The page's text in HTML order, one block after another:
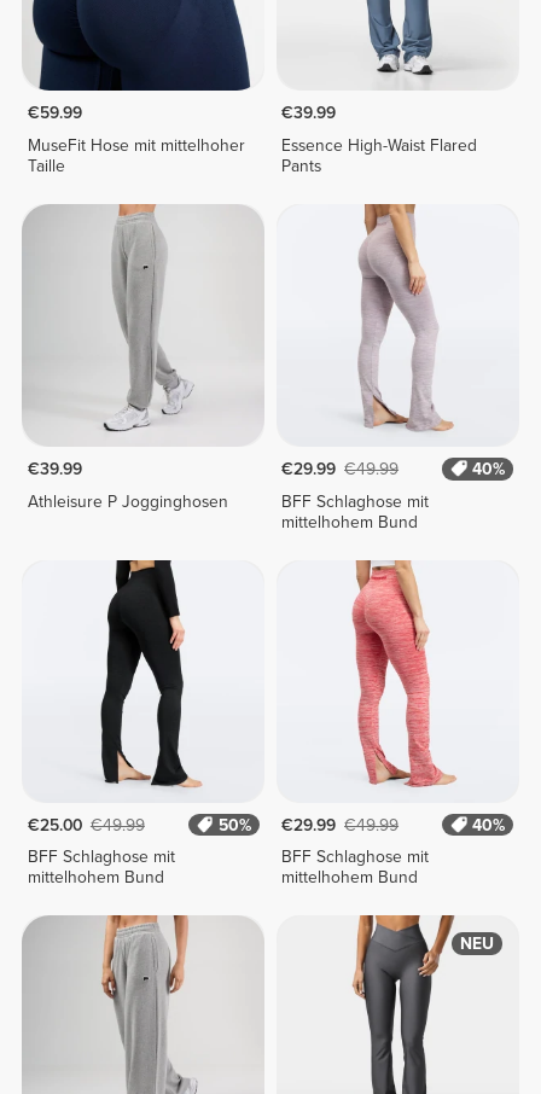
€59.99
MuseFit Hose mit mittelhoher
Taille
€39.99
Essence High-Waist Flared
Pants
€39.99
Athleisure P Jogginghosen
€29.99 €49.99
40%
BFF Schlaghose mit
mittelhohem Bund
€25.00 €49.99
50%
BFF Schlaghose mit
mittelhohem Bund
€29.99 €49.99
40%
BFF Schlaghose mit
mittelhohem Bund
NEU